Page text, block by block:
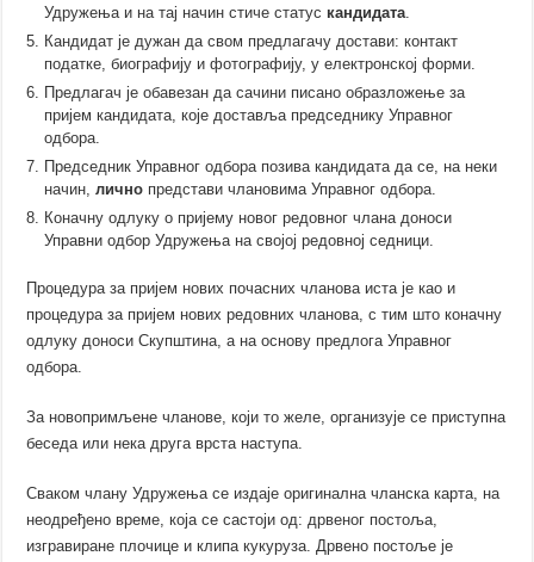
Удружења и на тај начин стиче статус кандидата.
Кандидат је дужан да свом предлагачудостави: контакт
податке, биографију и фотографију, у електронској форми.
Предлагач је обавезан да сачини писано образложење за
пријем кандидата, које доставља председнику Управног
одбора.
Председник Управног одбора позива кандидата да се, на неки
начин,лично представи члановима Управног одбора.
Коначну одлуку о пријему новог редовног члана доноси
Управни одбор Удружења на својој редовној седници.
Процедура за пријем нових почасних чланова иста је као и
процедура за пријем нових редовних чланова, с тим што коначну
одлуку доноси Скупштина, а на основу предлога Управног
одбора.
За новопримљене чланове, који то желе, организује сe приступна
беседа или нека друга врста наступа.
Сваком члану Удружења се издаје оригинална чланска карта, на
неодређено време, која се састоји од: дрвеног постоља,
изгравиране плочице и клипа кукуруза. Дрвено постоље је